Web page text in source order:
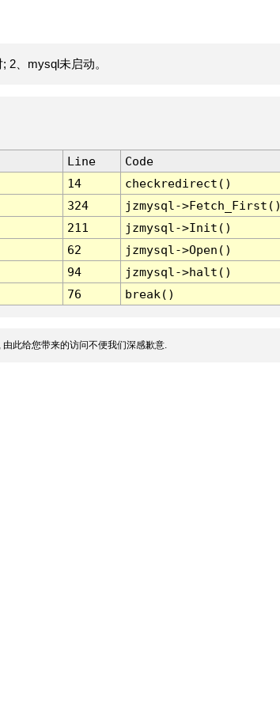
2、mysql未启动。
Line
Code
14
checkredirect()
324
jzmysql-
211
jzmysql->Init()
62
jzmysql->Open()
94
jzmysql->halt()
76 break()
此给您带来的访问不便我们深感歉意.